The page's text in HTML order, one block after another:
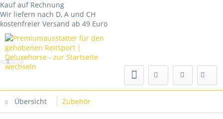
Kauf auf Rechnung
Wir liefern nach D, A und CH
kostenfreier Versand ab 49 Euro
Übersicht Zubehör